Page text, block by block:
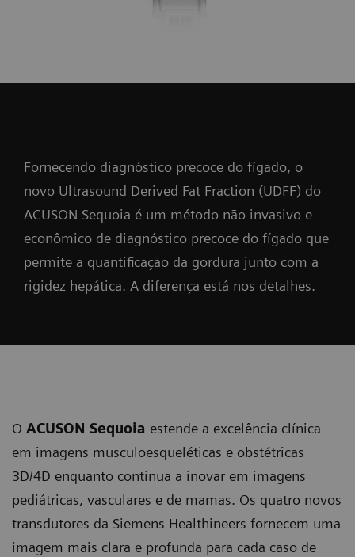
Fornecendo diagnóstico precoce do fígado, o
novo Ultrasound Derived Fat Fraction (UDFF) do
ACUSON Sequoia é um método não invasivo e
econômico de diagnóstico precoce do fígado que
permite a quantificação da gordura junto com a
rigidez hepática. A diferença está nos detalhes.
O ACUSON Sequoia estende a excelência clínica
em imagens musculoesqueléticas e obstétricas
3D/4D enquanto continua a inovar em imagens
pediátricas, vasculares e de mamas. Os quatro novos
transdutores da Siemens Healthineers fornecem uma
imagem mais clara e profunda para cada caso de